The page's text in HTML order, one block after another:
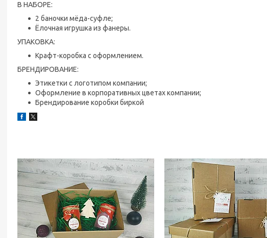
В НАБОРЕ:
2 баночки мёда-суфле;
Ёлочная игрушка из фанеры.
УПАКОВКА:
Крафт-коробка с оформлением.
БРЕНДИРОВАНИЕ:
Этикетки с логотипом компании;
Оформление в корпоративных цветах компании;
Брендирование коробки биркой